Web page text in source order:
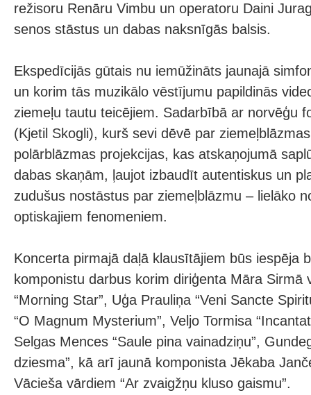
režisoru Renāru Vimbu un operatoru Daini
senos stāstus un dabas naksnīgās balsis.
Ekspedīcijās gūtais nu iemūžināts jaunajā
un korim tās muzikālo vēstījumu papildinās
ziemeļu tautu teicējiem. Sadarbībā ar norvēģu
(Kjetil Skogli), kurš sevi dēvē par
polārblāzmas projekcijas, kas atskaņojumā
dabas skaņām, ļaujot izbaudīt autentiskus un
zudušus nostāstus par ziemeļblāzmu – lielāko
optiskajiem fenomeniem.
Koncerta pirmajā daļā klausītājiem būs iespēja
komponistu darbus korim diriģenta Māra Sirmā
“Morning Star”, Uģa Prauliņa “Veni Sancte
“O Magnum Mysterium”, Veljo Tormisa
Selgas Mences “Saule pina vainadziņu”,
dziesma”, kā arī jaunā komponista Jēkaba
Vācieša vārdiem “Ar zvaigžņu kluso gaismu”.